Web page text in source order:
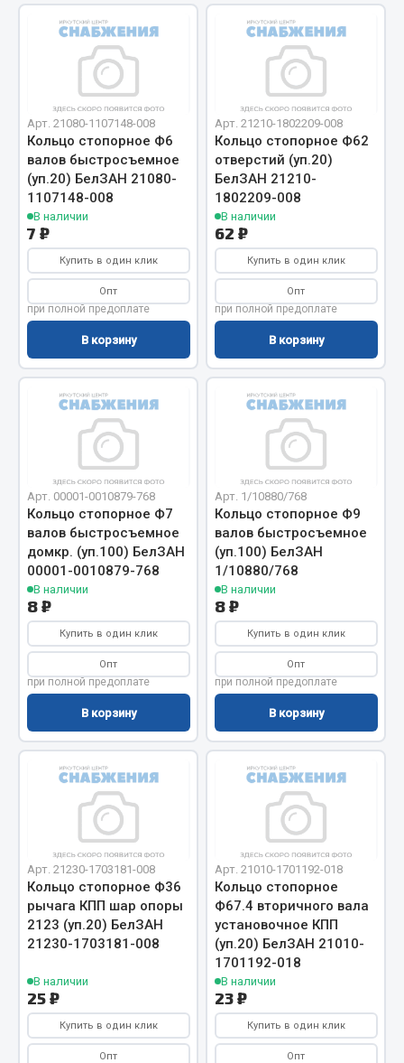
РТИ
Кольца уплотнительные
Лента конвейерная
Манжеты
Паронит
Патрубки
Прокладки
Рукава высокого давления
Показать ещё
Автомобильная электрика
Автолампы
Блоки реле и предохранителей
Вилки нагрузочные
Выключатели и переключатели клавишные
Выключатели кнопочные
Выключатель массы
Изолента
Показать ещё
Весь раздел
Запчасти на полуприцепы
Амортизаторы для полуприцепов
Весь раздел
Запчасти КамАЗ
Двигатель
Система питания
Система выпуска газа
Система охлаждения
Коробка передач
Коробка передач ZF
Показать ещё
Арт. 21080-1107148-008
Кольцо стопорное Ф6
валов быстросъемное
(уп.20) БелЗАН 21080-
1107148-008
В наличии
7 ₽
Купить в один клик
Опт
при полной предоплате
В корзину
Арт. 21210-1802209-008
Кольцо стопорное Ф62
отверстий (уп.20)
БелЗАН 21210-
1802209-008
В наличии
62 ₽
Купить в один клик
Опт
при полной предоплате
В корзину
Арт. 00001-0010879-768
Кольцо стопорное Ф7
валов быстросъемное
домкр. (уп.100) БелЗАН
00001-0010879-768
В наличии
8 ₽
Купить в один клик
Опт
при полной предоплате
В корзину
Арт. 1/10880/768
Кольцо стопорное Ф9
валов быстросъемное
(уп.100) БелЗАН
1/10880/768
В наличии
8 ₽
Купить в один клик
Опт
при полной предоплате
В корзину
Арт. 21230-1703181-008
Кольцо стопорное Ф36
рычага КПП шар опоры
2123 (уп.20) БелЗАН
21230-1703181-008
В наличии
25 ₽
Купить в один клик
Опт
Арт. 21010-1701192-018
Кольцо стопорное
Ф67.4 вторичного вала
установочное КПП
(уп.20) БелЗАН 21010-
1701192-018
В наличии
23 ₽
Купить в один клик
Опт